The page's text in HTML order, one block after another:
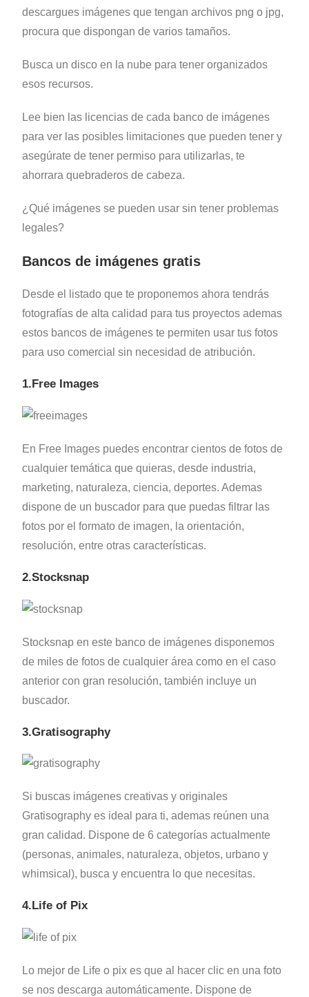
descargues imágenes que tengan archivos png o jpg,
procura que dispongan de varios tamaños.
Busca un disco en la nube para tener organizados
esos recursos.
Lee bien las licencias de cada banco de imágenes
para ver las posibles limitaciones que pueden tener y
asegúrate de tener permiso para utilizarlas, te
ahorrara quebraderos de cabeza.
¿Qué imágenes se pueden usar sin tener problemas
legales?
Bancos de imágenes gratis
Desde el listado que te proponemos ahora tendrás
fotografías de alta calidad para tus proyectos ademas
estos bancos de imágenes te permiten usar tus fotos
para uso comercial sin necesidad de atribución.
1.Free Images
En Free Images puedes encontrar cientos de fotos de
cualquier temática que quieras, desde industria,
marketing, naturaleza, ciencia, deportes. Ademas
dispone de un buscador para que puedas filtrar las
fotos por el formato de imagen, la orientación,
resolución, entre otras características.
2.Stocksnap
Stocksnap en este banco de imágenes disponemos
de miles de fotos de cualquier área como en el caso
anterior con gran resolución, también incluye un
buscador.
3.Gratisography
Si buscas imágenes creativas y originales
Gratisography es ideal para ti, ademas reúnen una
gran calidad. Dispone de 6 categorías actualmente
(personas, animales, naturaleza, objetos, urbano y
whimsical), busca y encuentra lo que necesitas.
4.Life of Pix
Lo mejor de Life o pix es que al hacer clic en una foto
se nos descarga automáticamente. Dispone de